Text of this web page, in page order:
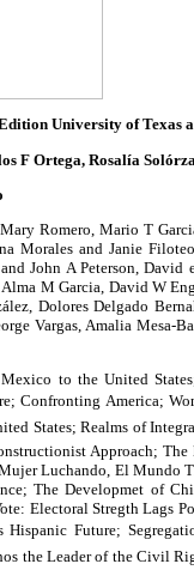
University of Texas
F Ortega, Rosalía
Romero, Mario T
Morales and Janie
John A Peterson, David
M Garcia, David W
Dolores Delgado
Vargas, Amalia Mesa-
to the United
America;
States; Realms of
Approach;
Luchando, El Mundo
The Developmet of
Electoral Stregth Lags
Hispanic Future;
the Leader of the Civil